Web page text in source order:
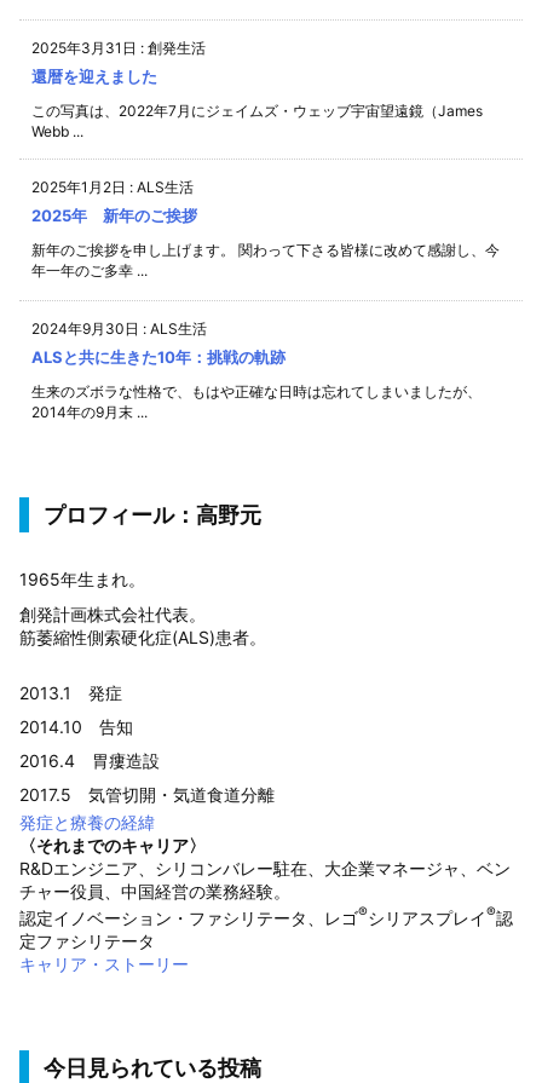
2025年3月31日 : 創発生活
還暦を迎えました
この写真は、2022年7月にジェイムズ・ウェッブ宇宙望遠鏡（James
Webb ...
2025年1月2日 : ALS生活
2025年 新年のご挨拶
新年のご挨拶を申し上げます。 関わって下さる皆様に改めて感謝し、今
年一年のご多幸 ...
2024年9月30日 : ALS生活
ALSと共に生きた10年：挑戦の軌跡
生来のズボラな性格で、もはや正確な日時は忘れてしまいましたが、
2014年の9月末 ...
プロフィール：高野元
1965年生まれ。
創発計画株式会社代表。
筋萎縮性側索硬化症(ALS)患者。
2013.1 発症
2014.10 告知
2016.4 胃瘻造設
2017.5 気管切開・気道食道分離
発症と療養の経緯
〈それまでのキャリア〉
R&Dエンジニア、シリコンバレー駐在、大企業マネージャ、ベン
チャー役員、中国経営の業務経験。
認定イノベーション・ファシリテータ、レゴ®シリアスプレイ®認
定ファシリテータ
キャリア・ストーリー
今日見られている投稿